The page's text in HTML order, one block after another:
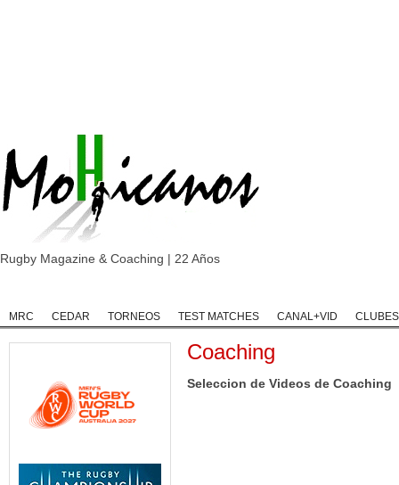
Rugby Magazine & Coaching | 22 Años
MRC
CEDAR TORNEOS TEST MATCHES CANAL+VID CLUBES
Coaching
Seleccion de Videos de Coaching